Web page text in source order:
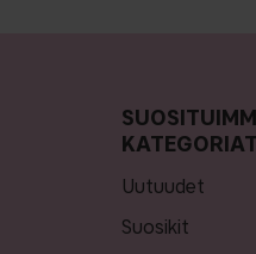
KATEGORIAT
uutuudet
suosikit